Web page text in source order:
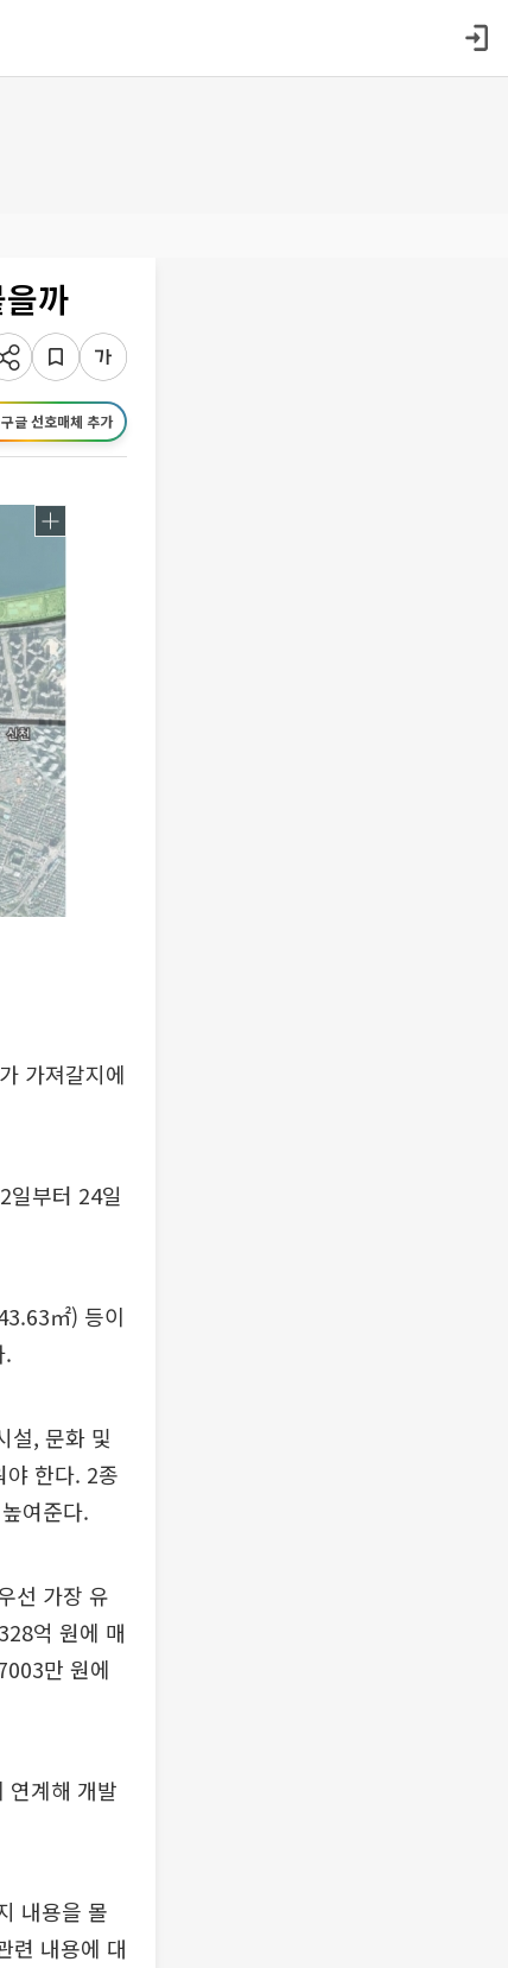
까
구글 선호매체 추가
가져갈지에
일부터 24일
㎡) 등이
.
설, 문화 및
야 한다. 2종
여준다.
선 가장 유
억 원에 매
만 원에
연계해 개발
내용을 몰
련 내용에 대